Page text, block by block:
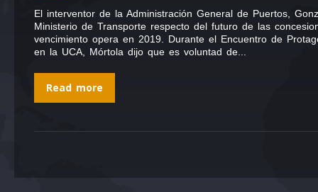
El interventor de la Administración General de Puertos,
Ministerio de Transporte respecto del futuro de las
vencimiento opera en 2019. Durante el Encuentro de
en la UCA, Mórtola dijo que es voluntad de...
Read more